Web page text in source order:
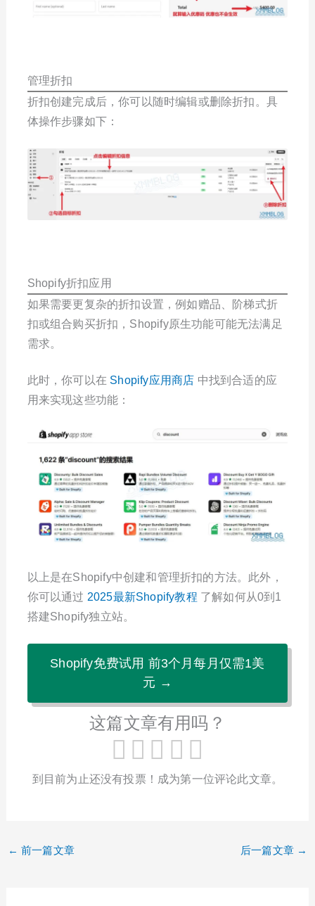
管理折扣
折扣创建完成后，你可以随时编辑或删除折扣。具
体操作步骤如下：
Shopify折扣应用
如果需要更复杂的折扣设置，例如赠品、阶梯式折
扣或组合购买折扣，Shopify原生功能可能无法满足
需求。
此时，你可以在 Shopify应用商店 中找到合适的应
用来实现这些功能：
以上是在Shopify中创建和管理折扣的方法。此外，
你可以通过 2025最新Shopify教程 了解如何从0到1
搭建Shopify独立站。
Shopify免费试用 前3个月每月仅需1美
元 →
这篇文章有用吗？
到目前为止还没有投票！成为第一位评论此文章。
← 前一篇文章 后一篇文章 →